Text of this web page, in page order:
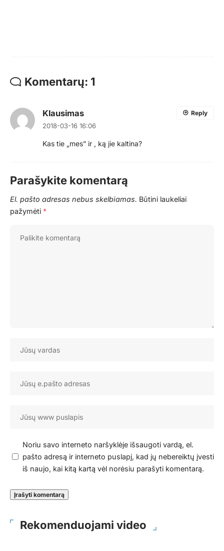
Komentarų: 1
Klausimas
2018-03-16 16:06
Kas tie „mes” ir , ką jie kaltina?
Reply
Parašykite komentarą
El. pašto adresas nebus skelbiamas. Būtini laukeliai
pažymėti *
Noriu savo interneto naršyklėje išsaugoti vardą, el.
pašto adresą ir interneto puslapį, kad jų nebereiktų įvesti
iš naujo, kai kitą kartą vėl norėsiu parašyti komentarą.
Rekomenduojami video